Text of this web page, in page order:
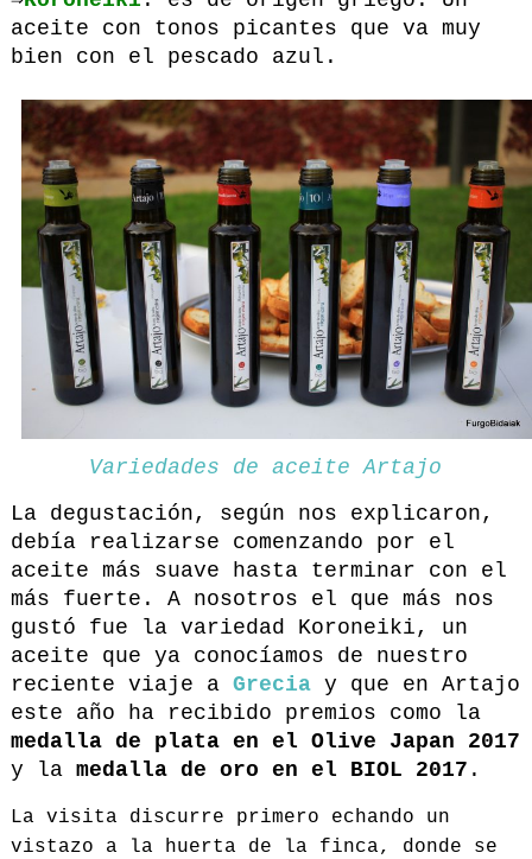
aceite con tonos picantes que va muy
bien con el pescado azul.
Variedades de aceite Artajo
La degustación, según nos explicaron,
debía realizarse comenzando por el
aceite más suave hasta terminar con el
más fuerte. A nosotros el que más nos
gustó fue la variedad Koroneiki, un
aceite que ya conocíamos de nuestro
reciente viaje a Greciay que en Artajo
este año ha recibido premios como la
medalla de plata en el Olive Japan 2017
y la medalla de oro en el BIOL 2017 .
La visita discurre primero echando un
vistazo a la huerta de la finca, donde se